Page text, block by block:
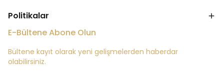
Politikalar
E-Bültene Abone Olun
Bültene kayıt olarak yeni gelişmelerden haberdar
olabilirsiniz.